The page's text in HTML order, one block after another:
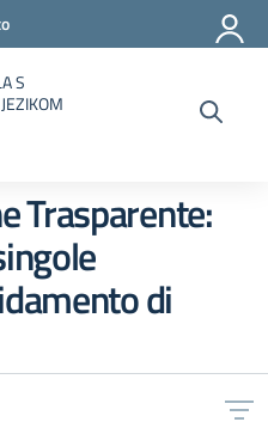
S
Trasparente:
di